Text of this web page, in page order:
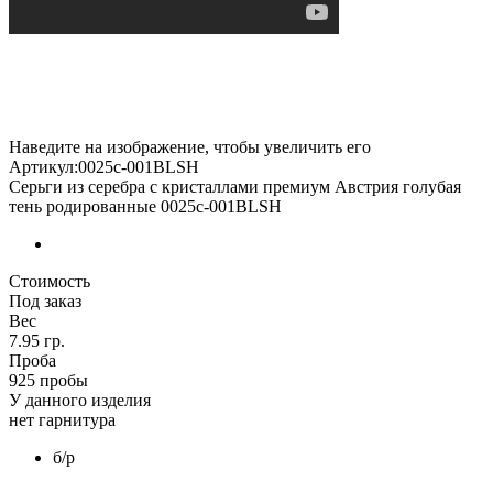
Наведите на изображение, чтобы увеличить его
Артикул:0025с-001BLSH
Серьги из серебра с кристаллами премиум Австрия голубая
тень родированные 0025с-001BLSH
Стоимость
Под заказ
Вес
7.95 гр.
Проба
925 пробы
У данного изделия
нет гарнитура
б/р